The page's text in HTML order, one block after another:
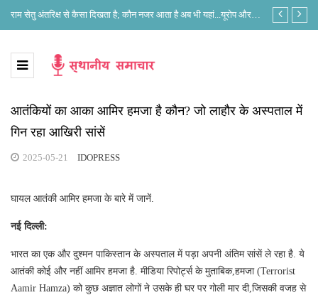
राम सेतु अंतरिक्ष से कैसा दिखता है; कौन नजर आता है अब भी यहां...यूरोप और
भारत के नजरिए में क्या है अंतर?
लोकसभा
आतंकियों का आका आमिर हमजा है कौन? जो लाहौर के अस्पताल में
गिन रहा आखिरी सांसें
2025-05-21 IDOPRESS
घायल आतंकी आमिर हमजा के बारे में जानें.
नई दिल्ली:
भारत का एक और दुश्मन पाकिस्तान के अस्पताल में पड़ा अपनी अंतिम सांसें ले रहा है. ये
आतंकी कोई और नहीं आमिर हमजा है. मीडिया रिपोर्ट्स के मुताबिक,हमजा (Terrorist
Aamir Hamza) को कुछ अज्ञात लोगों ने उसके ही घर पर गोली मार दी,जिसकी वजह से